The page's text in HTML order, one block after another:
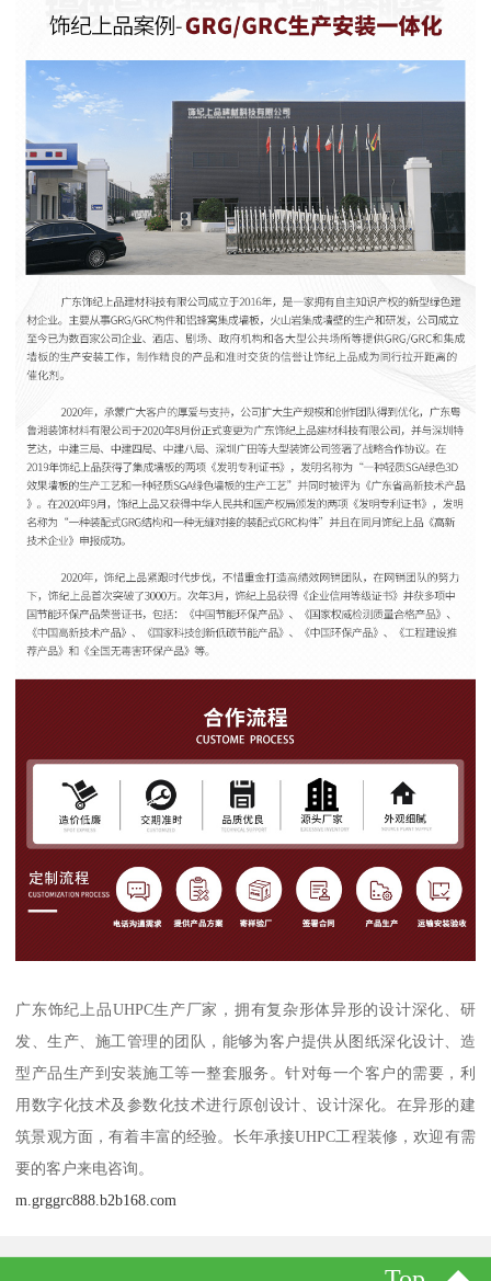
广东饰纪上品UHPC生产厂家，拥有复杂形体异形的设计深化、研
发、生产、施工管理的团队，能够为客户提供从图纸深化设计、造
型产品生产到安装施工等一整套服务。针对每一个客户的需要，利
用数字化技术及参数化技术进行原创设计、设计深化。在异形的建
筑景观方面，有着丰富的经验。长年承接UHPC工程装修，欢迎有需
要的客户来电咨询。
m.grggrc888.b2b168.com